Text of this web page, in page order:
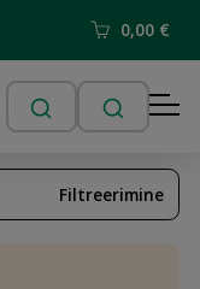
0,00 €
Filtreerimine